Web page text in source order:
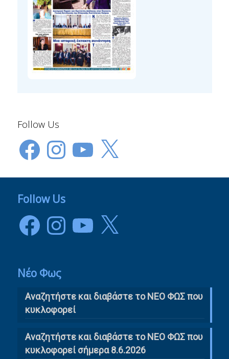
Follow Us
FacebookInstagramYouTube
X
Follow Us
FacebookInstagramYouTube
X
Νέο Φως
Αναζητήστε και διαβάστε το NΕΟ ΦΩΣ που
κυκλοφορεί
Αναζητήστε και διαβάστε το ΝΕΟ ΦΩΣ που
κυκλοφορεί σήμερα 8.6.2026